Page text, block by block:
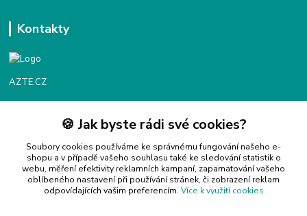
Kontakty
AZTE.CZ
Objednávky / fakturace
Po - Čt 9:00 - 16:00
Info@azte.cz
🍪 Jak byste rádi své cookies?
Soubory cookies používáme ke správnému fungování našeho e-
shopu a v případě vašeho souhlasu také ke sledování statistik o
webu, měření efektivity reklamních kampaní, zapamatování vašeho
oblíbeného nastavení při používání stránek, či zobrazení reklam
odpovídajících vašim preferencím. Více k využití cookies